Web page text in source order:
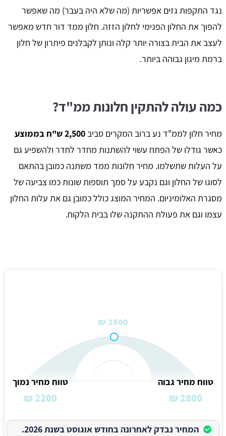
נגד התקפות גזים אפשריות (מה שלא היה בעבר) מה שאפשר
להפוך את החלון הפנימי לחלון הזזה. חלון ממד דור חדש מאפשר
לעצב את הבית בצורה יותר קלה ונותן לקבלנים פיתרון של חלון
ברמת מיגון גבוהה ביותר.
כמה עולה להתקין חלונות ממ"ד?
מחיר חלון לממ"ד נע ברוב המקרים סביב 2,500 ש"ח בממוצע
כאשר גודלו של הפתח עשוי להשתנות מחדר לחדר ולהשפיע גם
על העלות שתשלמו. מחיר חלונות ממד משתנה כמובן בהתאם
לסוגו של החלון וגם נקבע על סמך תוספות שונות כמו צביעה של
מסגרת האלומיניום. המחיר המוצג כולל כמובן גם את עלות החלון
עצמו וגם את פעולת ההתקנה שלו בבית הלקוח.
2500 ₪
טווח מחיר גבוה
2800 ₪
טווח מחיר נמוך
2200 ₪
המחיר נבדק לאחרונה בחודש אוגוסט בשנת 2026.